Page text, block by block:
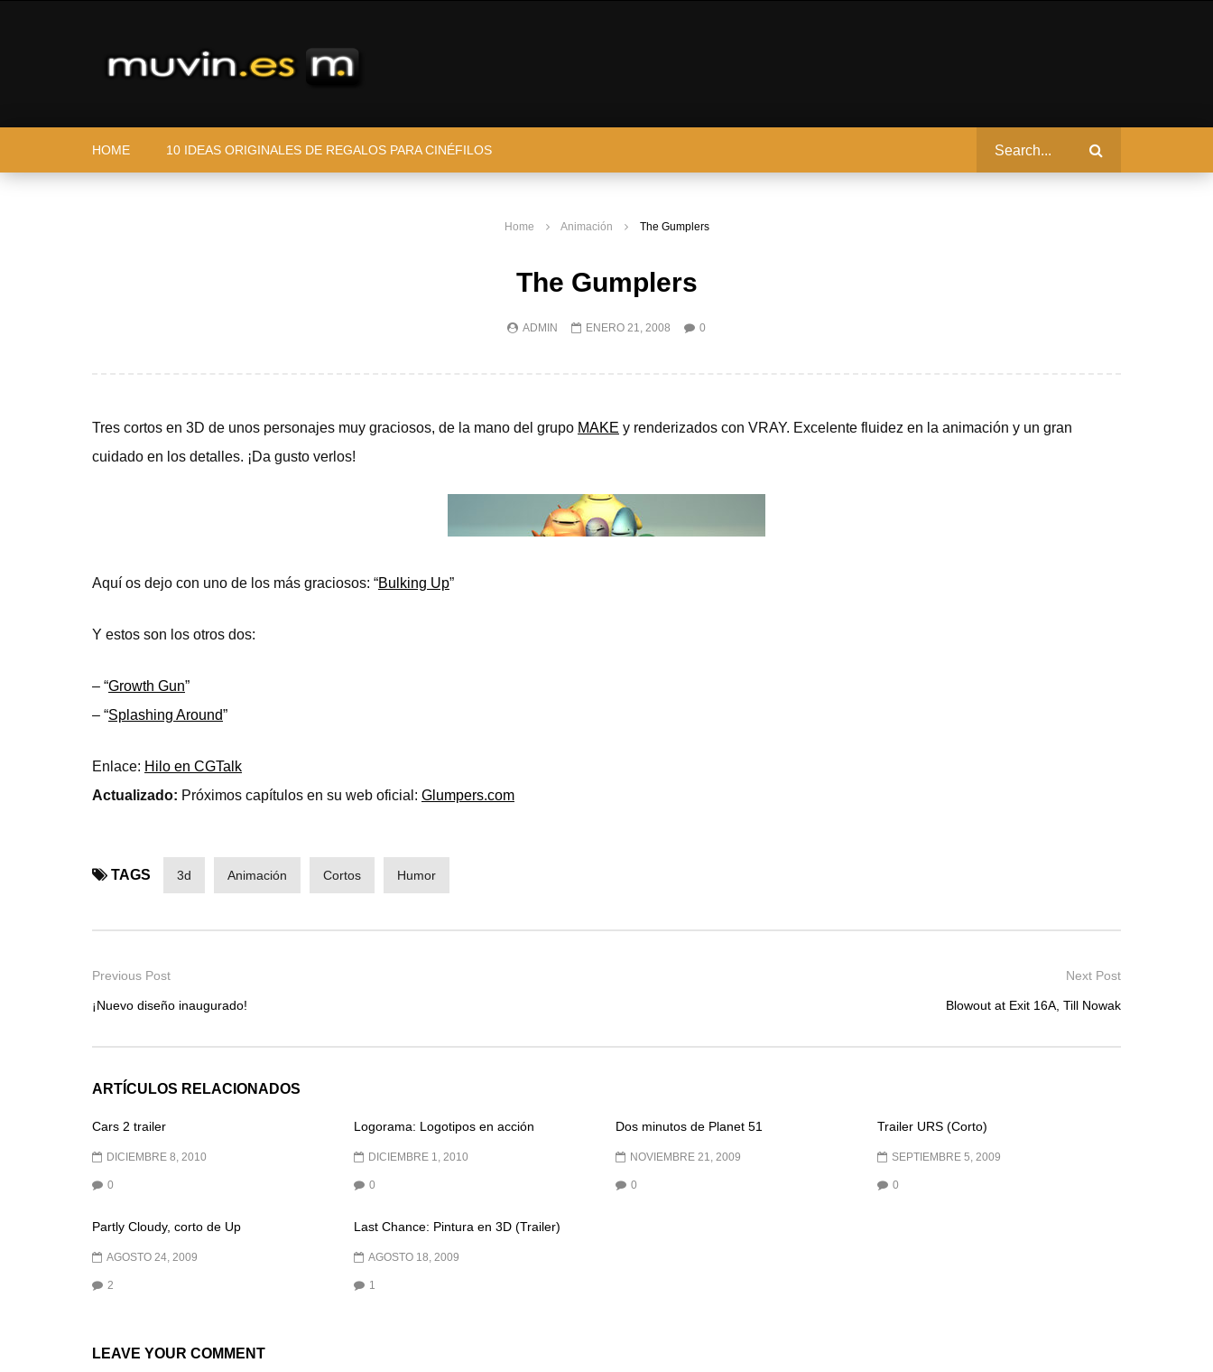
HOME 10 IDEAS ORIGINALES DE REGALOS PARA CINÉFILOS
Home Animación The Gumplers
The Gumplers
ADMIN ENERO 21, 2008 0
Tres cortos en 3D de unos personajes muy graciosos, de la mano del grupo MAKE y renderizados con VRAY. Excelente fluidez en la animación y un gran
cuidado en los detalles. ¡Da gusto verlos!
Aquí os dejo con uno de los más graciosos: “Bulking Up”
Y estos son los otros dos:
– “Growth Gun”
– “Splashing Around”
Enlace: Hilo en CGTalk
Actualizado: Próximos capítulos en su web oficial: Glumpers.com
TAGS 3d Animación Cortos Humor
Previous Post
¡Nuevo diseño inaugurado!
Next Post
Blowout at Exit 16A, Till Nowak
ARTÍCULOS RELACIONADOS
Cars 2 trailer
DICIEMBRE 8, 2010
0
Logorama: Logotipos en acción
DICIEMBRE 1, 2010
0
Dos minutos de Planet 51
NOVIEMBRE 21, 2009
0
Trailer URS (Corto)
SEPTIEMBRE 5, 2009
0
Partly Cloudy, corto de Up
AGOSTO 24, 2009
2
Last Chance: Pintura en 3D (Trailer)
AGOSTO 18, 2009
1
LEAVE YOUR COMMENT